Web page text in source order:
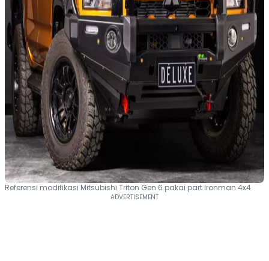
Referensi modifikasi Mitsubishi Triton Gen 6 pakai part Ironman 4x4